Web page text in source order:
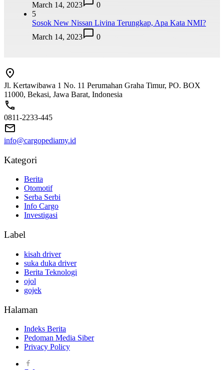
March 14, 2023
0
5
Sosok New Nissan Livina Terungkap, Apa Kata NMI?
March 14, 2023
0
Jl. Kertawibawa 1 No. 11 Perumahan Graha Timur, PO. BOX
11000, Bekasi, Jawa Barat, Indonesia
0811-2233-445
info@cargopediamy.id
Kategori
Berita
Otomotif
Serba Serbi
Info Cargo
Investigasi
Label
kisah driver
suka duka driver
Berita Teknologi
ojol
gojek
Halaman
Indeks Berita
Pedoman Media Siber
Privacy Policy